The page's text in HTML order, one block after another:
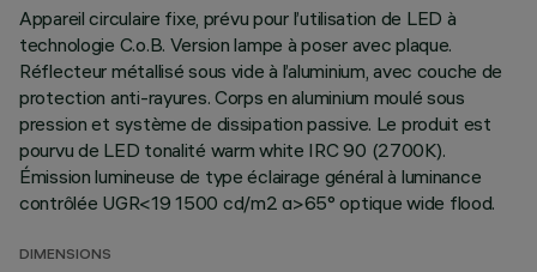
Appareil circulaire fixe, prévu pour l’utilisation de LED à
technologie C.o.B. Version lampe à poser avec plaque.
Réflecteur métallisé sous vide à l’aluminium, avec couche de
protection anti-rayures. Corps en aluminium moulé sous
pression et système de dissipation passive. Le produit est
pourvu de LED tonalité warm white IRC 90 (2700K).
Émission lumineuse de type éclairage général à luminance
contrôlée UGR<19 1500 cd/m2 α>65° optique wide flood.
DIMENSIONS